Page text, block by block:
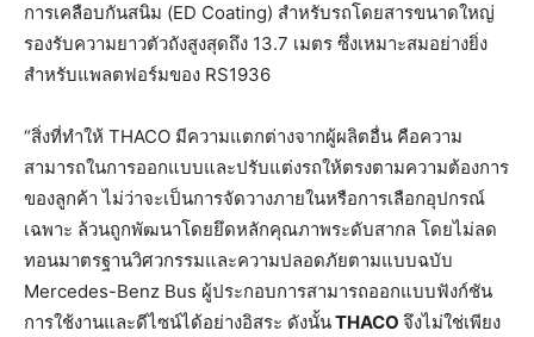
การเคลือบกันสนิม (ED Coating) สำหรับรถโดยสารขนาดใหญ่
รองรับความยาวตัวถังสูงสุดถึง 13.7 เมตร ซึ่งเหมาะสมอย่างยิ่ง
สำหรับแพลตฟอร์มของ RS1936
“สิ่งที่ทำให้ THACO มีความแตกต่างจากผู้ผลิตอื่น คือความ
สามารถในการออกแบบและปรับแต่งรถให้ตรงตามความต้องการ
ของลูกค้า ไม่ว่าจะเป็นการจัดวางภายในหรือการเลือกอุปกรณ์
เฉพาะ ล้วนถูกพัฒนาโดยยึดหลักคุณภาพระดับสากล โดยไม่ลด
ทอนมาตรฐานวิศวกรรมและความปลอดภัยตามแบบฉบับ
Mercedes-Benz Bus ผู้ประกอบการสามารถออกแบบฟังก์ชัน
การใช้งานและดีไซน์ได้อย่างอิสระ ดังนั้นTHACO จึงไม่ใช่เพียง